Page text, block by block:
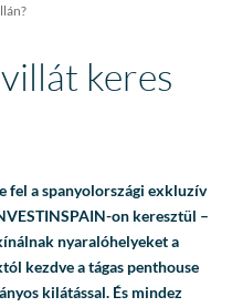
keres
fel a spanyolországi exkluzív
on keresztül –
nyaralóhelyeket a
kezdve a tágas penthouse
kilátással. És mindez